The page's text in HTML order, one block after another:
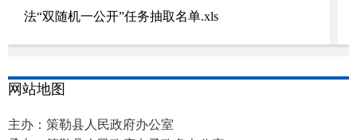
法“双随机一公开”任务抽取名单.xls
网站地图
主办：策勒县人民政府办公室